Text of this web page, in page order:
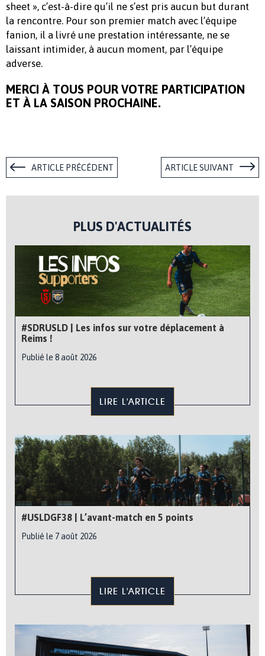
sheet », c’est-à-dire qu’il ne s’est pris aucun but durant
la rencontre. Pour son premier match avec l’équipe
fanion, il a livré une prestation intéressante, ne se
laissant intimider, à aucun moment, par l’équipe
adverse.
MERCI À TOUS POUR VOTRE PARTICIPATION
ET À LA SAISON PROCHAINE.
ARTICLE PRÉCÉDENT ARTICLE SUIVANT
PLUS D'ACTUALITÉS
#SDRUSLD | Les infos sur votre déplacement à
Reims !
Publié le 8 août 2026
LIRE L'ARTICLE
#USLDGF38 | L’avant-match en 5 points
Publié le 7 août 2026
LIRE L'ARTICLE